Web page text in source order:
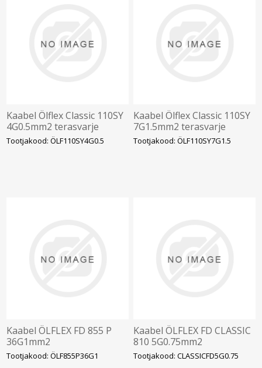
Kaabel Ölflex Classic 110SY
4G0.5mm2 terasvarje
300/500V kiuline nr.sooned
Tootjakood: ÖLF110SY4G0.5
Kaabel Ölflex Classic 110SY
7G1.5mm2 terasvarje
300/500V kiuline nr.sooned
Tootjakood: ÖLF110SY7G1.5
Kaabel ÖLFLEX FD 855 P
36G1mm2
Tootjakood: ÖLF855P36G1
Kaabel ÖLFLEX FD CLASSIC
810 5G0.75mm2
Tootjakood: CLASSICFD5G0.75